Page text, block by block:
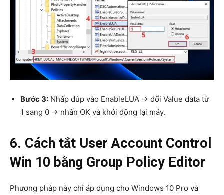
Bước 3: Nhấp đúp vào EnableLUA → đổi Value data từ
1 sang 0 → nhấn OK và khởi động lại máy.
6. Cách tắt User Account Control
Win 10 bằng Group Policy Editor
Phương pháp này chỉ áp dụng cho Windows 10 Pro và